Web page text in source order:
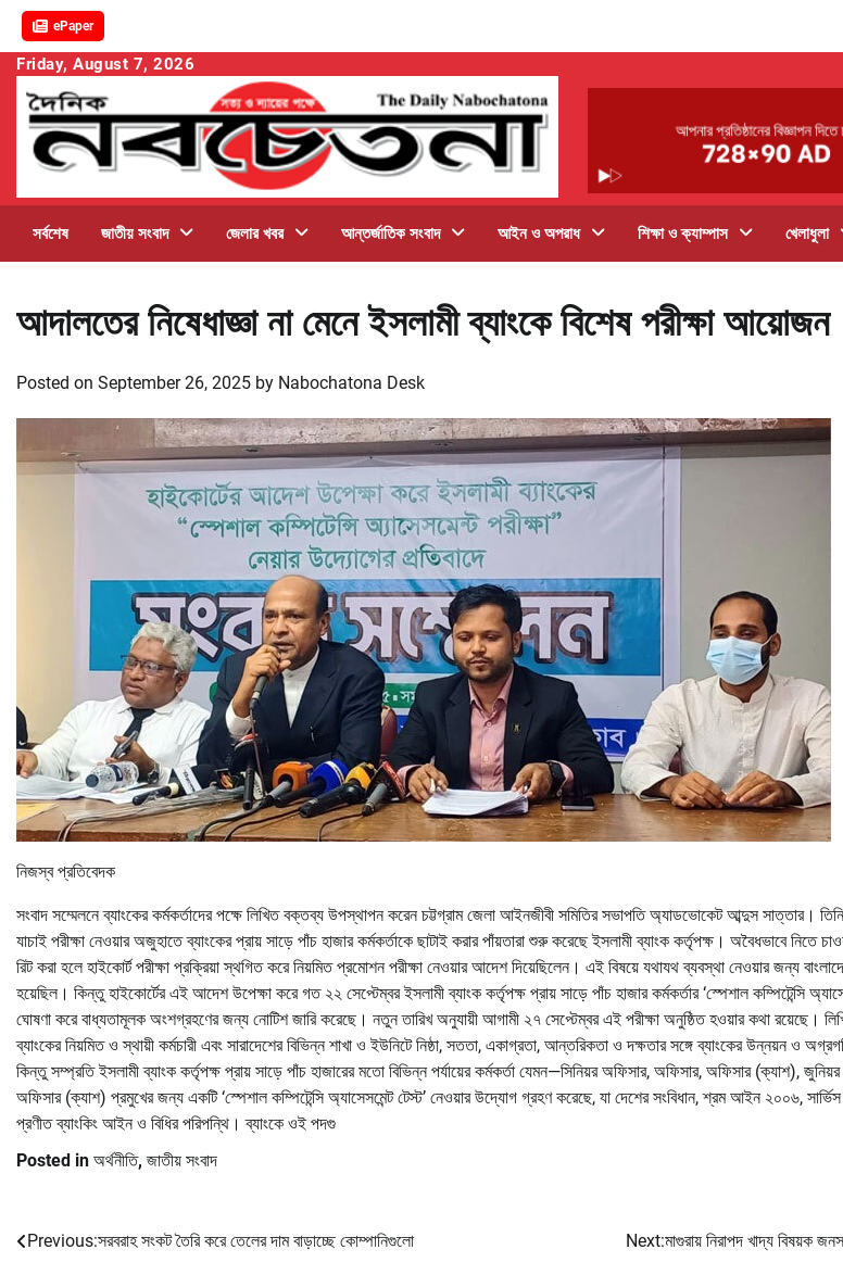
ePaper
Skip
content
Friday, August 7, 2026
সর্বশেষ জাতীয় সংবাদ জেলার খবর আন্তর্জাতিক সংবাদ আইন ও অপরাধ শিক্ষা ও ক্যাম্পাস খেলাধুলা
আদালতের নিষেধাজ্ঞা না মেনে ইসলামী ব্যাংকে বিশেষ পরীক্ষা আয়োজন
Posted on September 26, 2025 by Nabochatona Desk
নিজস্ব প্রতিবেদক
সংবাদ সম্মেলনে ব্যাংকের কর্মকর্তাদের পক্ষে লিখিত বক্তব্য উপস্থাপন করেন চট্টগ্রাম জেলা আইনজীবী সমিতির সভাপতি অ্যাডভোকেট আব্দুস সাত্তার।
যাচাই পরীক্ষা নেওয়ার অজুহাতে ব্যাংকের প্রায় সাড়ে পাঁচ হাজার কর্মকর্তাকে ছাটাই করার পাঁয়তারা শুরু করেছে ইসলামী ব্যাংক কর্তৃপক্ষ। অবৈধভাবে নিতে
রিট করা হলে হাইকোর্ট পরীক্ষা প্রক্রিয়া স্থগিত করে নিয়মিত প্রমোশন পরীক্ষা নেওয়ার আদেশ দিয়েছিলেন। এই বিষয়ে যথাযথ ব্যবস্থা নেওয়ার জন্য
হয়েছিল। কিন্তু হাইকোর্টের এই আদেশ উপেক্ষা করে গত ২২ সেপ্টেম্বর ইসলামী ব্যাংক কর্তৃপক্ষ প্রায় সাড়ে পাঁচ হাজার কর্মকর্তার ‘স্পেশাল কম্পিটেন্সি
ঘোষণা করে বাধ্যতামূলক অংশগ্রহণের জন্য নোটিশ জারি করেছে। নতুন তারিখ অনুযায়ী আগামী ২৭ সেপ্টেম্বর এই পরীক্ষা অনুষ্ঠিত হওয়ার কথা রয়েছে।
ব্যাংকের নিয়মিত ও স্থায়ী কর্মচারী এবং সারাদেশের বিভিন্ন শাখা ও ইউনিটে নিষ্ঠা, সততা, একাগ্রতা, আন্তরিকতা ও দক্ষতার সঙ্গে ব্যাংকের উন্নয়ন ও
কিন্তু সম্প্রতি ইসলামী ব্যাংক কর্তৃপক্ষ প্রায় সাড়ে পাঁচ হাজারের মতো বিভিন্ন পর্যায়ের কর্মকর্তা যেমন—সিনিয়র অফিসার, অফিসার, অফিসার (ক্যাশ),
অফিসার (ক্যাশ) প্রমুখের জন্য একটি ‘স্পেশাল কম্পিটেন্সি অ্যাসেসমেন্ট টেস্ট’ নেওয়ার উদ্যোগ গ্রহণ করেছে, যা দেশের সংবিধান, শ্রম আইন ২০০৬,
প্রণীত ব্যাংকিং আইন ও বিধির পরিপন্থি। ব্যাংকে ওই পদগু
Posted in অর্থনীতি, জাতীয় সংবাদ
Post
Previous:সরবরাহ সংকট তৈরি করে তেলের দাম বাড়াচ্ছে কোম্পানিগুলো Next:মাগুরায় নিরাপদ খাদ্য বিষয়ক